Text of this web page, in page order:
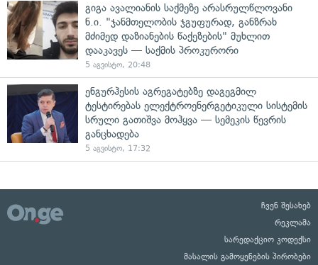
გიგა ავალიანის საქმეზე არასრულწლოვანი
ნ.ი. "ჯანმთელობის ჯგუფურად, განზრახ
მძიმედ დაზიანების წაქეზების" მუხლით
დააკავეს — საქმის პროკურორი
5 აგვისტო, 20:48
ენგურჰესის აგრეგატებზე დაგეგმილ
ტესტირებას ელექტროენერგეტიკული სისტემის
სრული გათიშვა მოჰყვა — სემეკის წევრის
განცხადება
5 აგვისტო, 17:32
ჩვენ შესახებ
რეკლამა
სარედაქციო კოდექსი
მასალის გამოყენების პირობები